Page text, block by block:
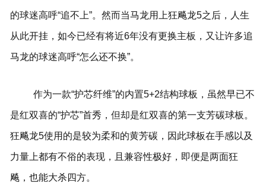
的球迷高呼“追不上”。然而当马龙用上狂飚龙5之后，人生
从此开挂，如今已经有将近6年没有更换主板，又让许多追
马龙的球迷高呼“怎么还不换”。
作为一款“护芯纤维”的内置5+2结构球板，虽然早已不
是红双喜的“护芯”首秀，但却是红双喜的第一支芳碳球板。
狂飚龙5使用的是较为柔和的黄芳碳，因此球板在手感以及
力量上都有不俗的表现，且兼容性极好，即便是两面狂
飚，也能大杀四方。